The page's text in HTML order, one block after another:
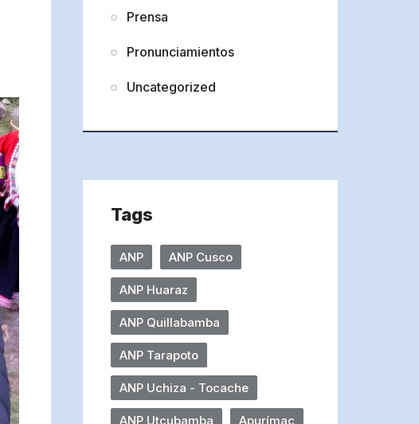
Prensa
Pronunciamientos
Uncategorized
Tags
ANP ANP Cusco
ANP Huaraz
ANP Quillabamba
ANP Tarapoto
ANP Uchiza - Tocache
ANP Utcubamba Apurímac